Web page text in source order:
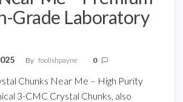
Grade Laboratory
By foolishpayne 0
Chunks Near Me – High Purity
3-CMC Crystal Chunks, also